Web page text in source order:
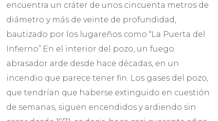
encuentra un cráter de unos cincuenta metros de
diámetro y más de veinte de profundidad,
bautizado por los lugareños como “La Puerta del
Infierno”.En el interior del pozo, un fuego
abrasador arde desde hace décadas, en un
incendio que parece tener fin. Los gases del pozo,
que tendrían que haberse extinguido en cuestión
de semanas, siguen encendidos y ardiendo sin